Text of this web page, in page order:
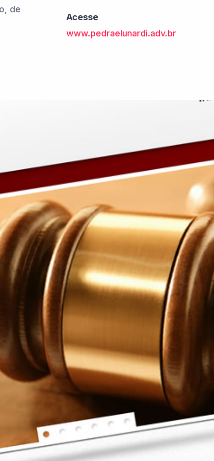
de
Acesse
www.pedraelunardi.adv.br